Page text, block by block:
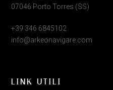
07046 Porto Torres (SS)
+39 346 6845102
info@arkeonavigare.com
LINK UTILI